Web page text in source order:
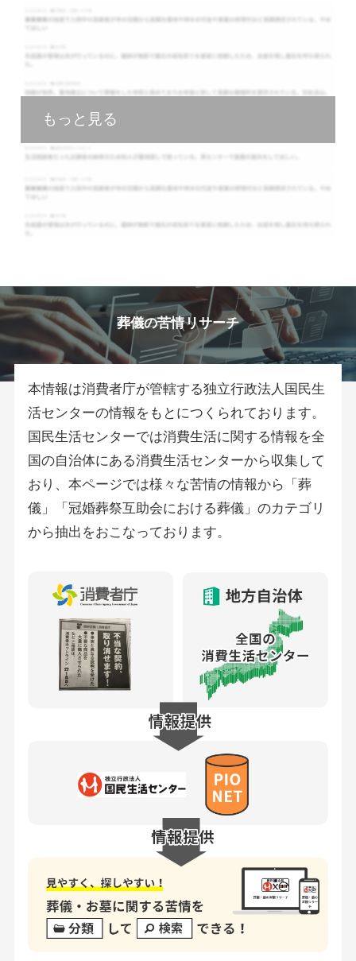
もっと見る
葬儀の苦情リサーチ
本情報は消費者庁が管轄する独立行政法人国民生
活センターの情報をもとにつくられております。
国民生活センターでは消費生活に関する情報を全
国の自治体にある消費生活センターから収集して
おり、本ページでは様々な苦情の情報から「葬
儀」「冠婚葬祭互助会における葬儀」のカテゴリ
から抽出をおこなっております。